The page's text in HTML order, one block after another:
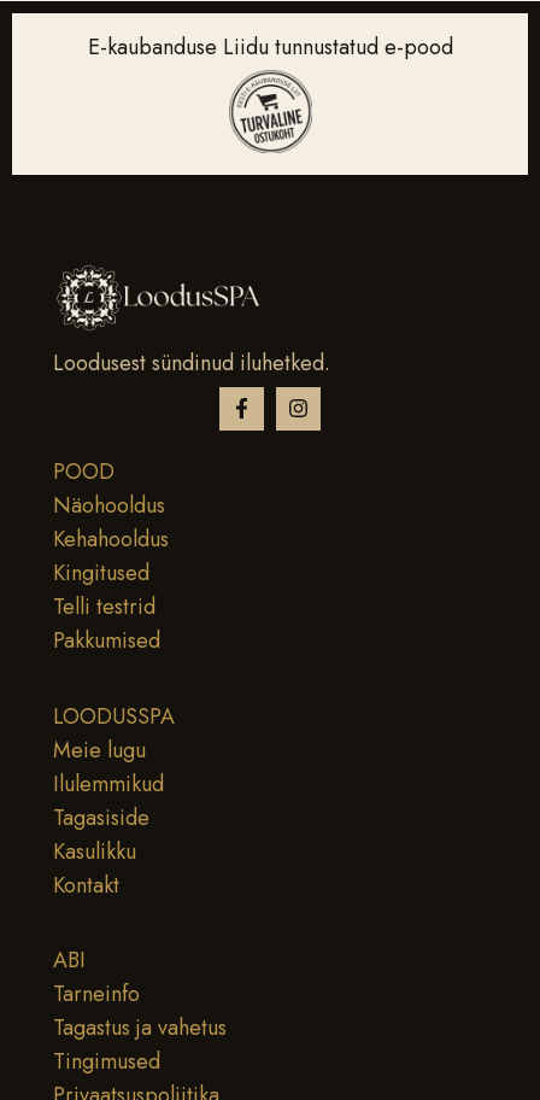
E-kaubanduse Liidu tunnustatud e-pood
Loodusest sündinud iluhetked.
POOD
Näohooldus
Kehahooldus
Kingitused
Telli testrid
Pakkumised
LOODUSSPA
Meie lugu
Ilulemmikud
Tagasiside
Kasulikku
Kontakt
ABI
Tarneinfo
Tagastus ja vahetus
Tingimused